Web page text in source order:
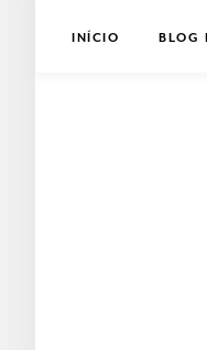
INÍCIO BLOG